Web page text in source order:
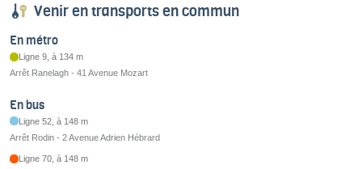
Venir en transports en commun
En métro
Ligne 9, à 134 m
Arrêt Ranelagh - 41 Avenue Mozart
En bus
Ligne 52, à 148 m
Arrêt Rodin - 2 Avenue Adrien Hébrard
Ligne 70, à 148 m